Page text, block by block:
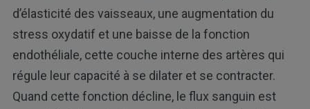
d’élasticité des vaisseaux, une augmentation du
stress oxydatif et une baisse de la fonction
endothéliale, cette couche interne des artères qui
régule leur capacité à se dilater et se contracter.
Quand cette fonction décline, le flux sanguin est